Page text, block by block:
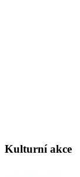
Kulturní akce